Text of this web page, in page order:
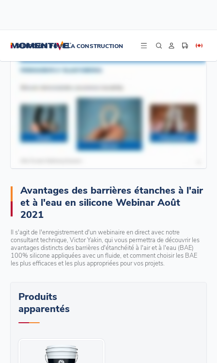
SILICONES POUR LA CONSTRUCTION
Avantages des barrières étanches à l'air et à l'eau en silicone Webinar Août
2021
Avantages des barrières étanches à l'air
et à l'eau en silicone Webinar Août
2021
Il s'agit de l'enregistrement d'un webinaire en direct avec notre
consultant technique, Victor Yakin, qui vous permettra de découvrir les
avantages distincts des barrières d'étanchéité à l'air et à l'eau (BAE)
100% silicone appliquées avec un fluide, et comment choisir les BAE
les plus efficaces et les plus appropriées pour vos projets.
Produits
apparentés